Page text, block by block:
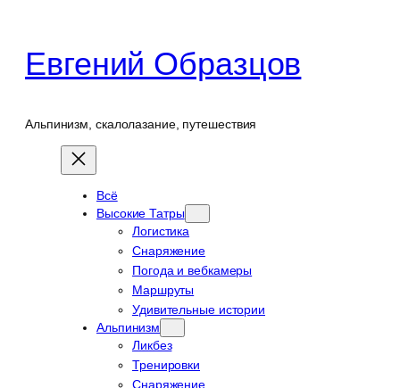
содержимому
Евгений Образцов
Альпинизм, скалолазание, путешествия
Всё
Высокие Татры
Логистика
Снаряжение
Погода и вебкамеры
Маршруты
Удивительные истории
Альпинизм
Ликбез
Тренировки
Снаряжение